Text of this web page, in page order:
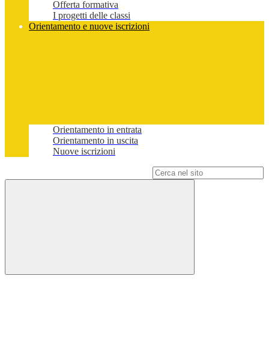
Offerta formativa
I progetti delle classi
Orientamento e nuove iscrizioni
Orientamento in entrata
Orientamento in uscita
Nuove iscrizioni